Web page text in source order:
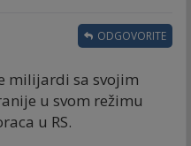
milijardi sa svojim
u svom režimu
u RS.
ODGOVORITE